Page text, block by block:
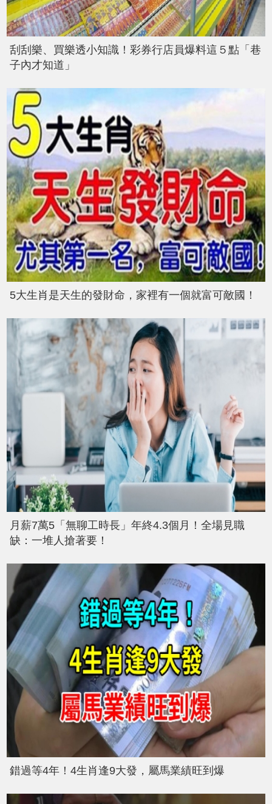
刮刮樂、買樂透小知識！彩券行店員爆料這５點「巷
子內才知道」
5大生肖是天生的發財命，家裡有一個就富可敵國！
月薪7萬5「無聊工時長」年終4.3個月！全場見職
缺：一堆人搶著要！
錯過等4年！4生肖逢9大發，屬馬業績旺到爆